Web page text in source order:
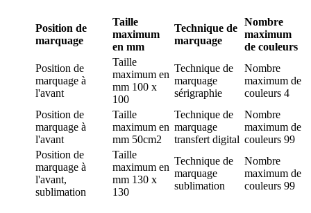
Position de
marquage
Taille
maximum
en mm
Technique de
marquage
Nombre
maximum
de couleurs
Position de
marquage à
l'avant
Taille
maximum en
mm 100 x
100
Technique de
marquage
sérigraphie
Nombre
maximum de
couleurs 4
Position de
marquage à
l'avant
Taille
maximum en
mm 50cm2
Technique de
marquage
transfert digital
Nombre
maximum de
couleurs 99
Position de
marquage à
l'avant,
sublimation
Taille
maximum en
mm 130 x
130
Technique de
marquage
sublimation
Nombre
maximum de
couleurs 99